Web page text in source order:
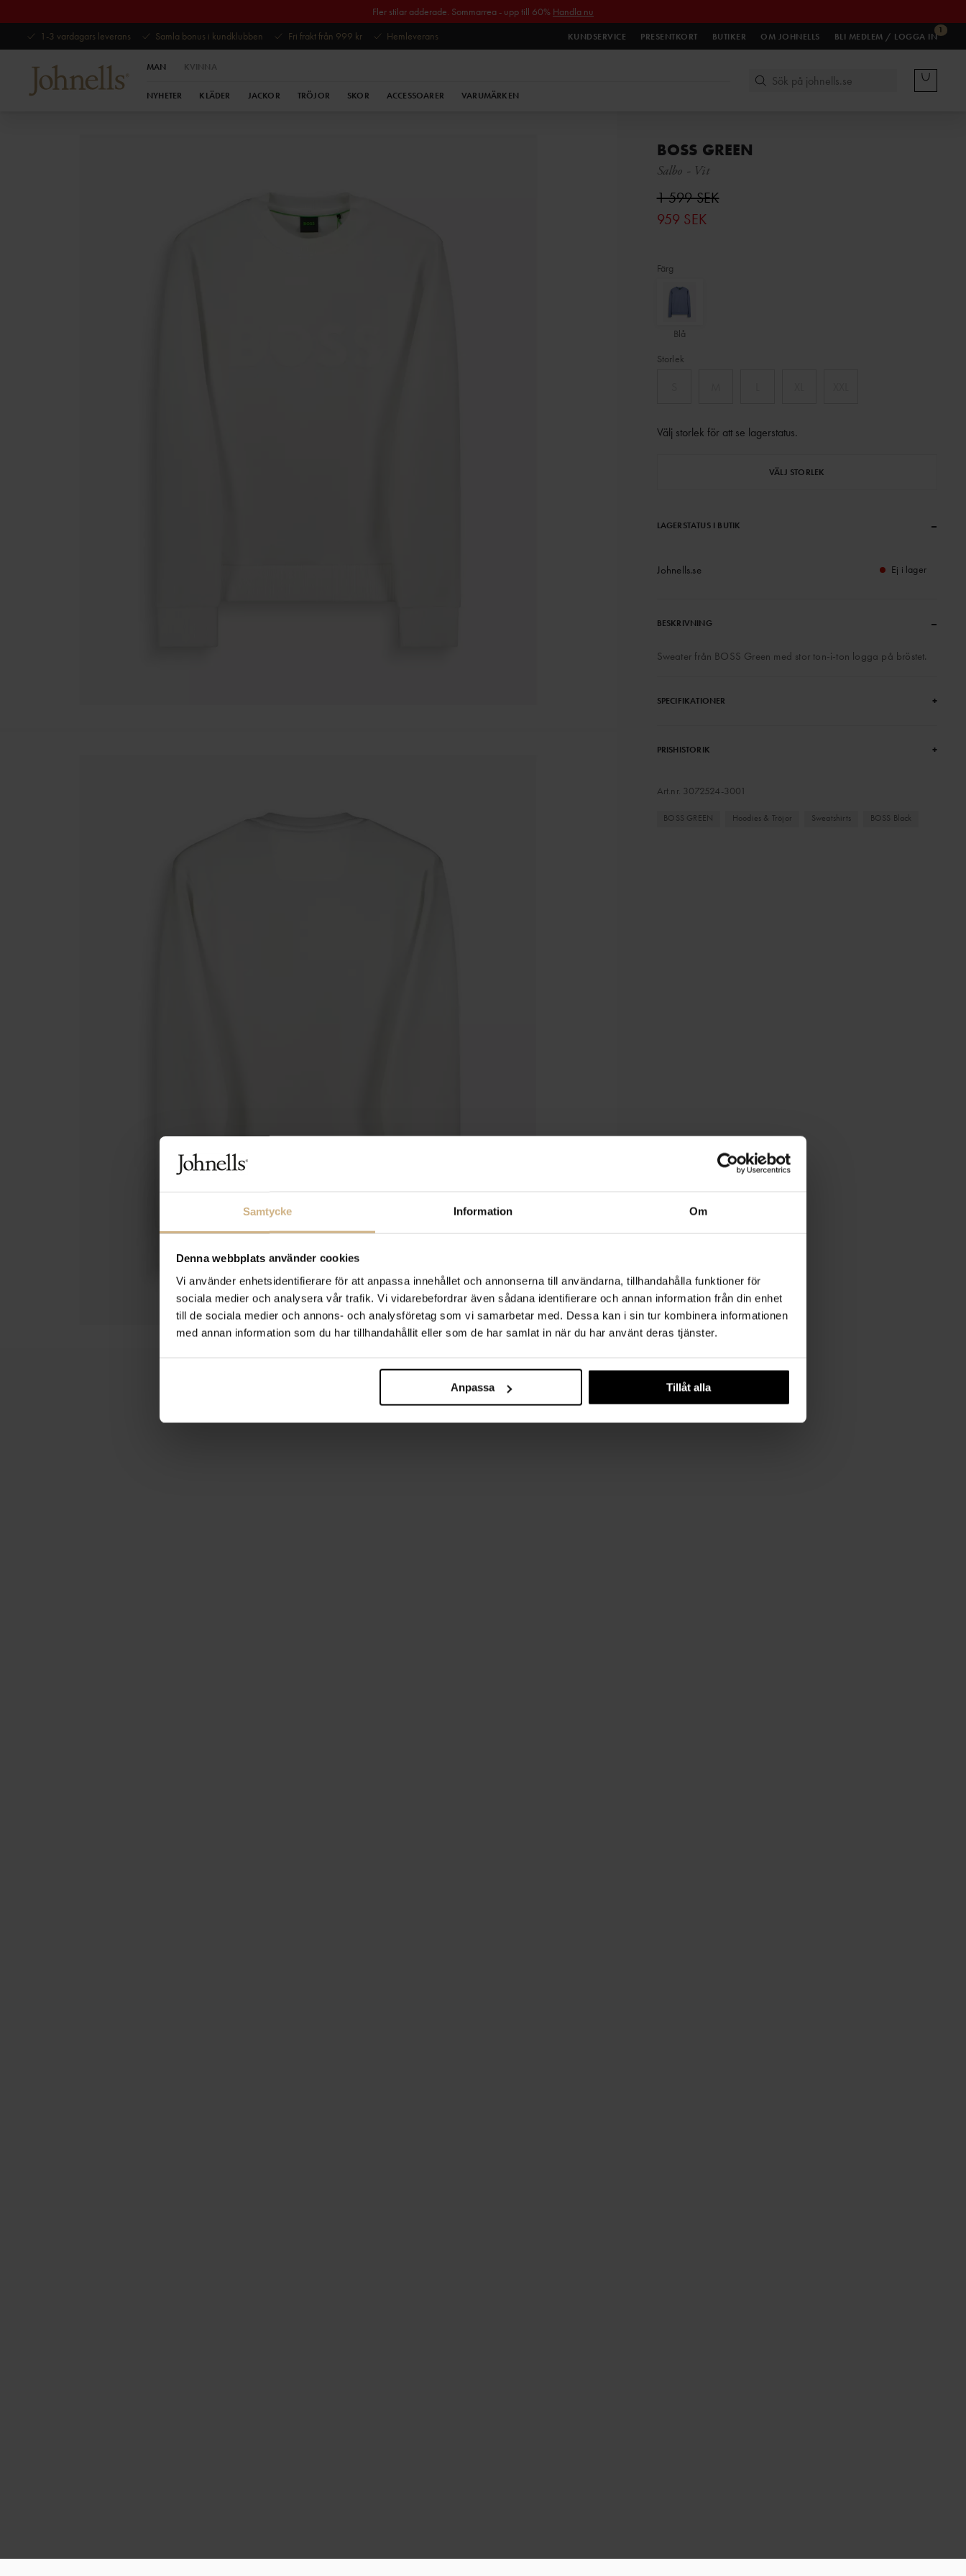
Samtycke Information Om
Denna webbplats använder cookies
Vi använder enhetsidentifierare för att anpassa innehållet och annonserna till användarna, tillhandahålla funktioner för
sociala medier och analysera vår trafik. Vi vidarebefordrar även sådana identifierare och annan information från din enhet
till de sociala medier och annons- och analysföretag som vi samarbetar med. Dessa kan i sin tur kombinera informationen
med annan information som du har tillhandahållit eller som de har samlat in när du har använt deras tjänster.
Anpassa Tillåt alla
Fler stilar adderade. Sommarrea - upp till 60% Handla nu
1-3 vardagars leverans
Samla bonus i kundklubben Fri frakt från 999 kr Hemleverans KUNDSERVICE PRESENTKORT BUTIKER OM JOHNELLS
1
BLI MEDLEM / LOGGA IN
MAN KVINNA
NYHETER KLÄDER JACKOR TRÖJOR SKOR ACCESSOARER VARUMÄRKEN
BOSS GREEN
Salbo - Vit
1 599 SEK
959 SEK
Färg
Blå
Storlek
Välj storlek för att se lagerstatus.
VÄLJ STORLEK
LAGERSTATUS I BUTIK –
Johnells.se Ej i lager
BESKRIVNING –
Sweater från BOSS Green med stor ton-i-ton logga på bröstet.
SPECIFIKATIONER +
PRISHISTORIK +
Art.nr. 3072524-3001
BOSS GREEN Hoodies & Tröjor Sweatshirts BOSS Black